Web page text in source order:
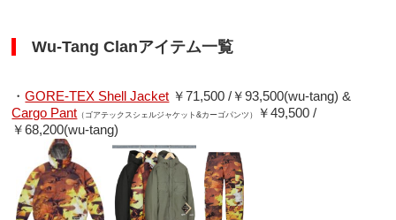
Wu-Tang Clanアイテム一覧
・GORE-TEX Shell Jacket ￥71,500 /￥93,500(wu-tang) &
Cargo Pant （ゴアテックスシェルジャケット&カーゴパンツ）
￥49,500 /
￥68,200(wu-tang)